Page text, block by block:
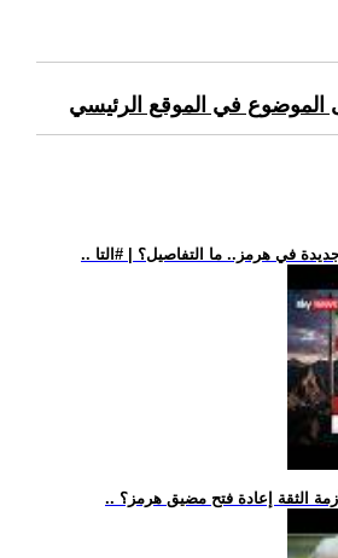
الموضوع في الموقع الرئيسي
في هرمز.. ما التفاصيل؟ | #التا
الثقة إعادة فتح مضيق هرمز؟